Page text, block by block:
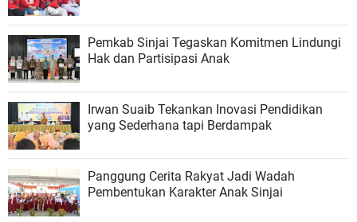
Pemkab Sinjai Tegaskan Komitmen Lindungi
Hak dan Partisipasi Anak
Irwan Suaib Tekankan Inovasi Pendidikan
yang Sederhana tapi Berdampak
Panggung Cerita Rakyat Jadi Wadah
Pembentukan Karakter Anak Sinjai